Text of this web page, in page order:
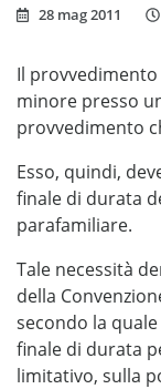
28 mag 2011
Il
minore presso
provvedimento
Esso, quindi,
finale di durata
parafamiliare.
Tale necessità
della
secondo la
finale di durata
limitativo, sulla